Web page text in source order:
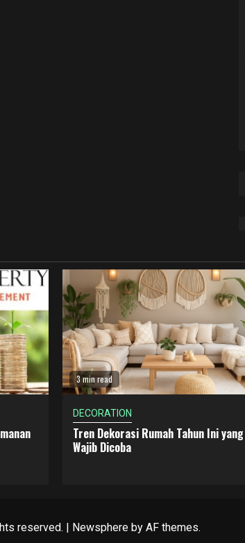
3 min read
DECORATION
Tren Dekorasi Rumah Tahun Ini yang
Wajib Dicoba
reserved. | Newsphere by AF themes.